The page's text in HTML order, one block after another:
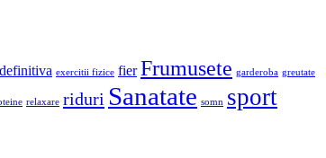
exercitii fizice fier Frumusete garderoba greutate
relaxare riduri Sanatate somn sport